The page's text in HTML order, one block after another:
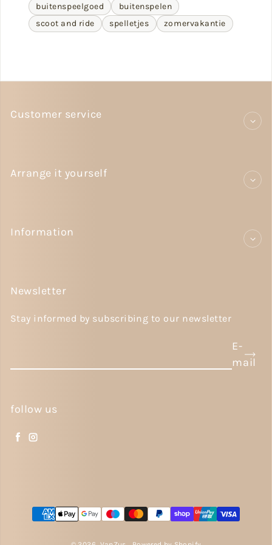
buitenspeelgoed
buitenspelen
scoot and ride
spelletjes zomervakantie
Customer service
Arrange it yourself
Information
Newsletter
Stay informed by subscribing to our newsletter
E-
mail
follow us
Facebook
Instagram
Payment methods